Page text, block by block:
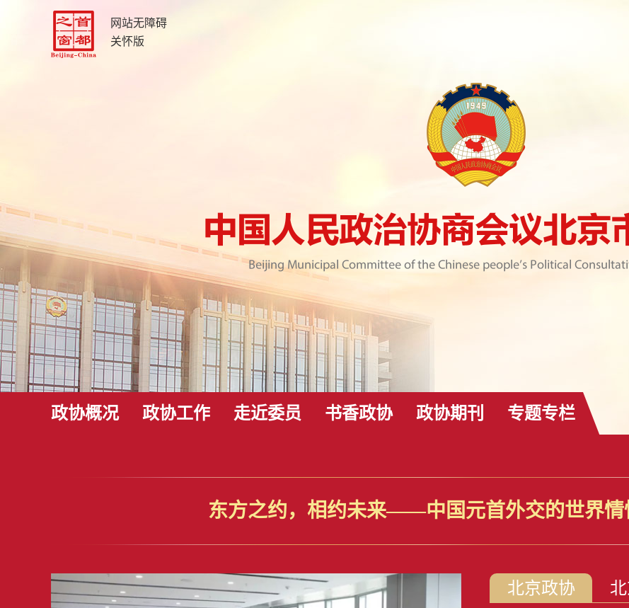
网站无障碍
关怀版
政协概况 政协工作 走近委员 书香政协 政协期刊 专题专栏
东方之约，相约未来——中国元首外交的世界情
北京政协